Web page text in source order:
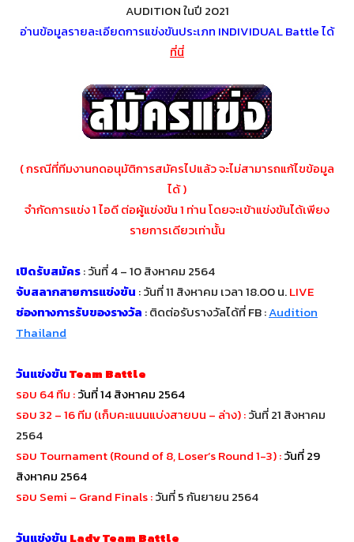
AUDITION ในปี 2021
อ่านข้อมูลรายละเอียดการแข่งขันประเภท INDIVIDUAL Battleได้
ที่นี่
( กรณีที่ทีมงานกดอนุมัติการสมัครไปแล้ว จะไม่สามารถแก้ไขข้อมูล
ได้ )
จำกัดการแข่ง 1 ไอดี ต่อผู้แข่งขัน 1 ท่าน โดยจะเข้าแข่งขันได้เพียง
รายการเดียวเท่านั้น
เปิดรับสมัคร: วันที่ 4 – 10 สิงหาคม 2564
จับสลากสายการแข่งขัน : วันที่ 11 สิงหาคม เวลา 18.00 น.LIVE
ช่องทางการรับของรางวัล : ติดต่อรับรางวัลได้ที่ FB :Audition
Thailand
วันแข่งขันTeam Battle
รอบ 64 ทีม :วันที่ 14 สิงหาคม 2564
รอบ32 – 16 ทีม (เก็บคะแนนแบ่งสายบน – ล่าง) :วันที่ 21 สิงหาคม
2564
รอบ Tournament (Round of 8, Loser’s Round 1-3):วันที่ 29
สิงหาคม 2564
รอบ Semi – Grand Finals:วันที่ 5 กันยายน 2564
วันแข่งขัน Lady Team Battle